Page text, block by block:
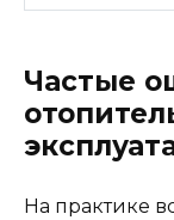
Частые
На практике